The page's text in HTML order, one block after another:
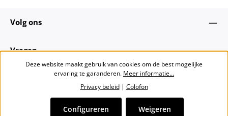
Volg ons
Vragen
Deze website maakt gebruik van cookies om de best mogelijke
ervaring te garanderen. Meer informatie...
Privacy beleid| Colofon
Weigeren
Configureren